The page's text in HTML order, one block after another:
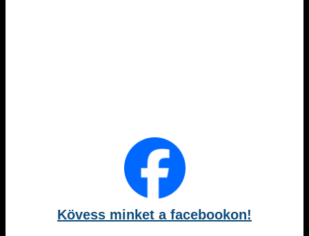
Kövess minket a facebookon!